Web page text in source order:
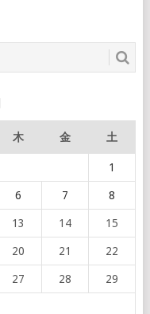
木 金 土
1
6 7 8
13 14 15
20 21 22
27 28 29